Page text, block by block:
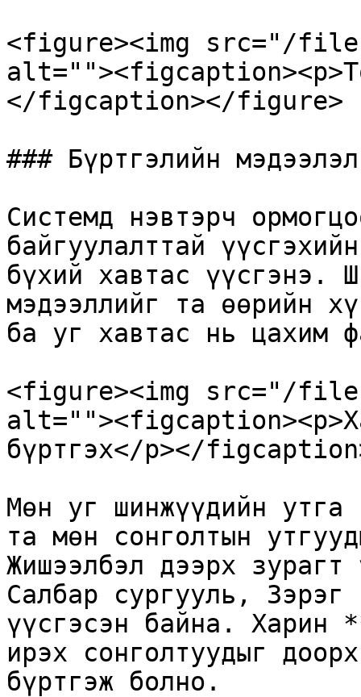
<figure><img src="/
</figcaption></figure>
### Бүртгэлийн
Системд нэвтэрч
байгуулалттай
бүхий хавтас үүсгэнэ.
мэдээллийг та өөрийн
ба уг хавтас нь цахим
<figure><img src="/files/
бүртгэх</p></
Мөн уг шинжүүдийн
та мөн сонголтын
Жишээлбэл дээрх
Салбар сургууль, Зэрэг
үүсгэсэн байна. Харин
ирэх сонголтуудыг
бүртгэж болно.